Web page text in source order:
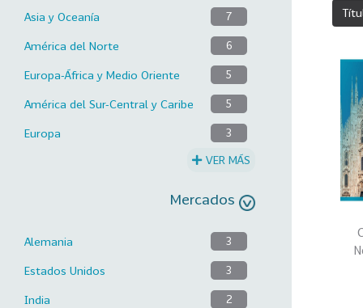
Asia y Oceanía 7
América del Norte 6
Europa-África y Medio Oriente 5
América del Sur-Central y Caribe 5
Europa 3
VER MÁS
Mercados
Alemania 3
Estados Unidos 3
India 2